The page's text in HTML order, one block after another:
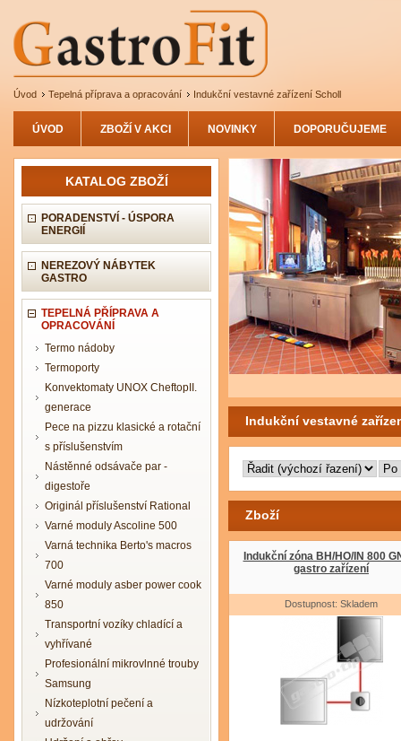
Úvod Tepelná příprava a opracování Indukční vestavné zařízení Scholl
ÚVOD ZBOŽÍ V AKCI NOVINKY DOPORUČUJEME
KATALOG ZBOŽÍ
PORADENSTVÍ - ÚSPORA
ENERGIÍ
NEREZOVÝ NÁBYTEK
GASTRO
TEPELNÁ PŘÍPRAVA A
OPRACOVÁNÍ
Termo nádoby
Termoporty
Konvektomaty UNOX CheftopII.
generace
Pece na pizzu klasické a rotační
s příslušenstvím
Nástěnné odsávače par -
digestoře
Originál příslušenství Rational
Varné moduly Ascoline 500
Varná technika Berto's macros
700
Varné moduly asber power cook
850
Transportní vozíky chladící a
vyhřívané
Profesionální mikrovlnné trouby
Samsung
Nízkoteplotní pečení a
udržování
Indukční vestavné
Zboží
Indukční zóna BH/HO/IN 800
gastro zařízení
Dostupnost: Skladem